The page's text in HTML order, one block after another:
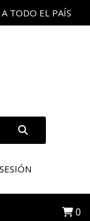
TODO EL PAÍS
0